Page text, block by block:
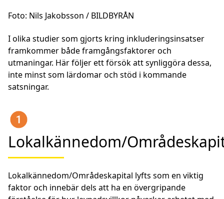
Foto: Nils Jakobsson / BILDBYRÅN
I olika studier som gjorts kring inkluderingsinsatser
framkommer både framgångsfaktorer och
utmaningar. Här följer ett försök att synliggöra dessa,
inte minst som lärdomar och stöd i kommande
satsningar.
Lokalkännedom/
Lokalkännedom/Områdeskapital lyfts som en viktig
faktor och innebär dels att ha en övergripande